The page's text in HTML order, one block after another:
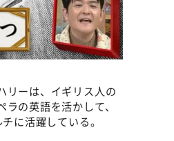
リーは、イギリス人の
の英語を活かして、
に活躍している。